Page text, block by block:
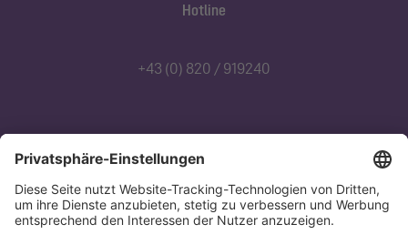
Hotline
+43 (0) 820 / 919240
Abonnieren Sie unseren Newsletter
Jetzt anmelden